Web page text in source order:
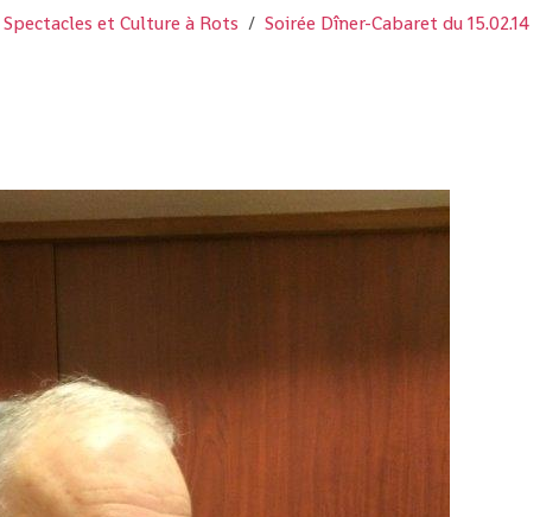
Spectacles et Culture à Rots
Soirée Dîner-Cabaret du 15.02.14